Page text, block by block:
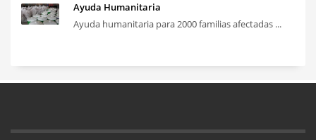
Ayuda Humanitaria
Ayuda humanitaria para 2000 familias afectadas ...